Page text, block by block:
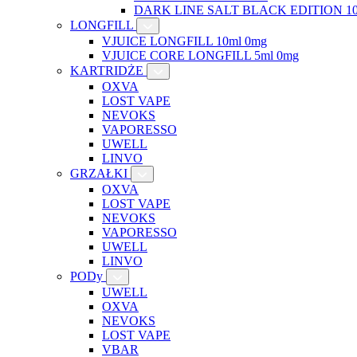
DARK LINE SALT BLACK EDITION
LONGFILL
VJUICE LONGFILL 10ml 0mg
VJUICE CORE LONGFILL 5ml 0mg
KARTRIDŻE
OXVA
LOST VAPE
NEVOKS
VAPORESSO
UWELL
LINVO
GRZAŁKI
OXVA
LOST VAPE
NEVOKS
VAPORESSO
UWELL
LINVO
PODy
UWELL
OXVA
NEVOKS
LOST VAPE
VBAR